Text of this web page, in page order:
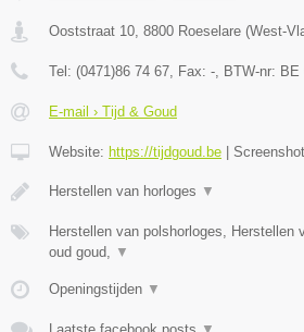
Ooststraat 10 8800 Roeselare (West-
Tel: (0471)86 74 67 , Fax: - , BTW-nr: BE
E-mail › Tijd & Goud
Website: https://tijdgoud.be | Screenshot
Herstellen van horloges ▼
Herstellen van polshorloges, Herstellen
oud goud,
▼
Openingstijden ▼